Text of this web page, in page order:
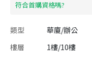
​符合首購資格嗎?
類型 華廈/辦公
樓層
1樓/10樓